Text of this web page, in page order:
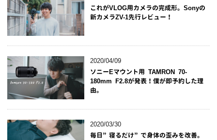
これがVLOG用カメラの完成形。Sonyの
新カメラZV-1先行レビュー！
2020/04/09
ソニーEマウント用 TAMRON 70-
180mm F2.8が発表！僕が即予約した理
由。
2020/03/30
毎日”寝るだけ”で身体の歪みを改善。